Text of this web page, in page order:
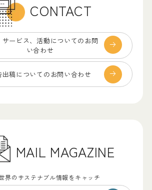
CONTACT
ービス、 活動についてのお問
い合わせ
出稿についての お問い合わせ
MAIL MAGAZINE
界のサステナブル情報をキャッチ